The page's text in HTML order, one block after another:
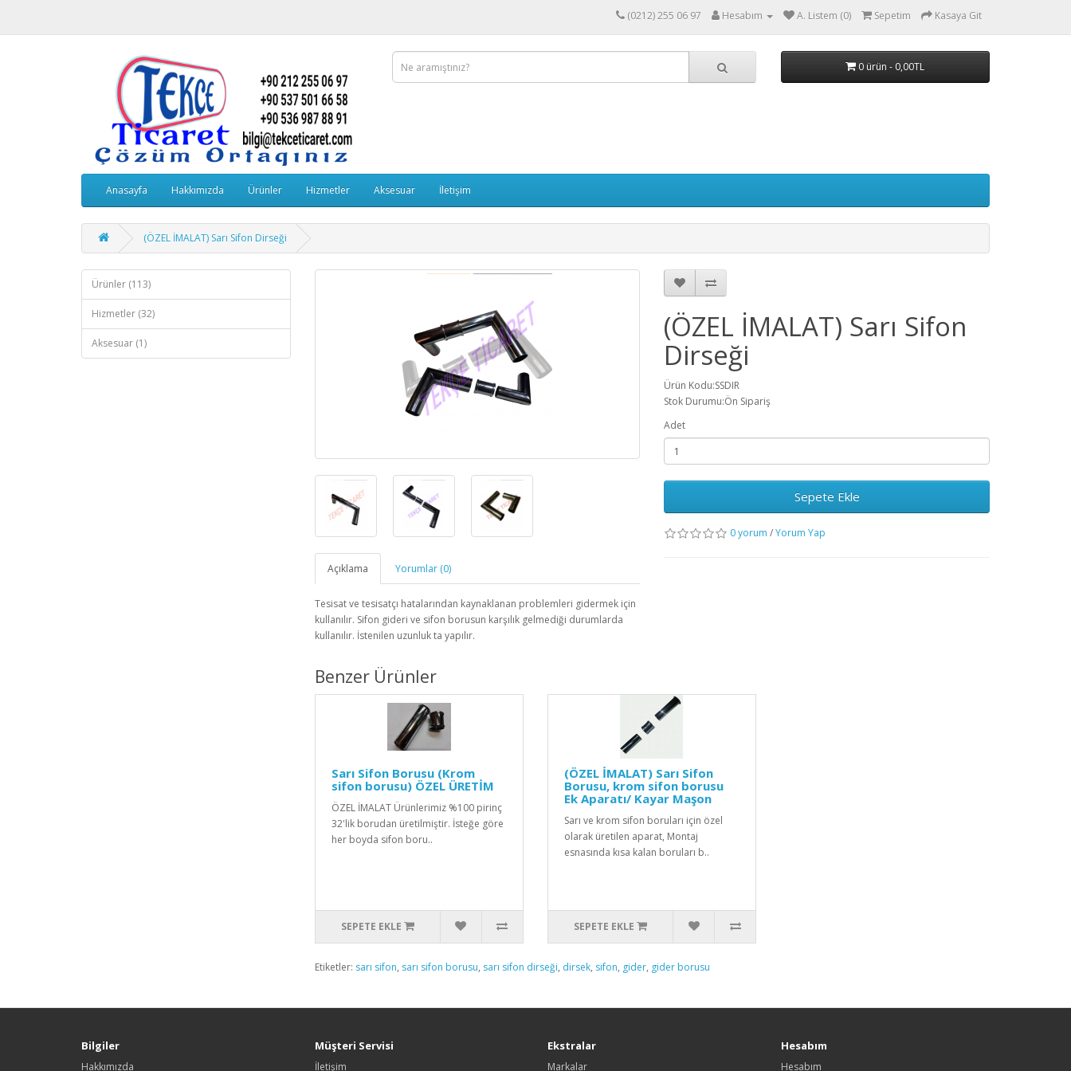
(0212) 255 06 97 Hesabım A. Listem (0) Sepetim Kasaya Git
0 ürün - 0,00TL
Anasayfa Hakkımızda Ürünler Hizmetler Aksesuar İletişim
(ÖZEL İMALAT) Sarı Sifon Dirseği
Ürünler (113)
Hizmetler (32)
Aksesuar (1)
Açıklama Yorumlar (0)
Tesisat ve tesisatçı hatalarından kaynaklanan problemleri gidermek için
kullanılır. Sifon gideri ve sifon borusun karşılık gelmediği durumlarda
kullanılır. İstenilen uzunluk ta yapılır.
(ÖZEL İMALAT) Sarı Sifon
Dirseği
Ürün Kodu:SSDIR
Stok Durumu:Ön Sipariş
Adet
Sepete Ekle
0 yorum /Yorum Yap
Benzer Ürünler
Sarı Sifon Borusu (Krom
sifon borusu) ÖZEL ÜRETİM
ÖZEL İMALAT Ürünlerimiz %100 pirinç
32'lik borudan üretilmiştir. İsteğe göre
her boyda sifon boru..
SEPETE EKLE
(ÖZEL İMALAT) Sarı Sifon
Borusu, krom sifon borusu
Ek Aparatı/ Kayar Maşon
Sarı ve krom sifon boruları için özel
olarak üretilen aparat, Montaj
esnasında kısa kalan boruları b..
SEPETE EKLE
Etiketler: sarı sifon, sarı sifon borusu, sarı sifon dirseği, dirsek, sifon, gider, gider borusu
Bilgiler
Hakkımızda
Müşteri Servisi
İletişim
Ekstralar
Markalar
Hesabım
Hesabım